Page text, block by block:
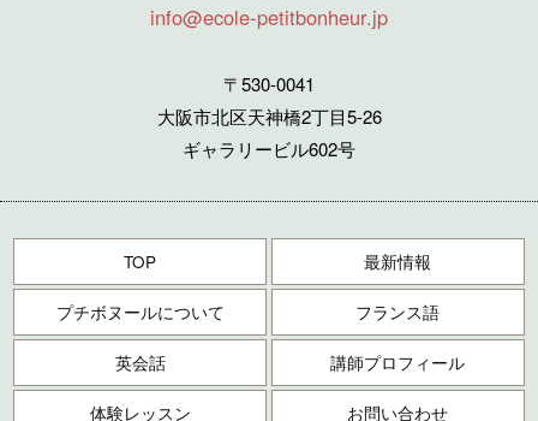
info@ecole-petitbonheur.jp
〒530-0041
大阪市北区天神橋2丁目5-26
ギャラリービル602号
TOP 最新情報
プチボヌールについて フランス語
英会話 講師プロフィール
体験レッスン お問い合わせ